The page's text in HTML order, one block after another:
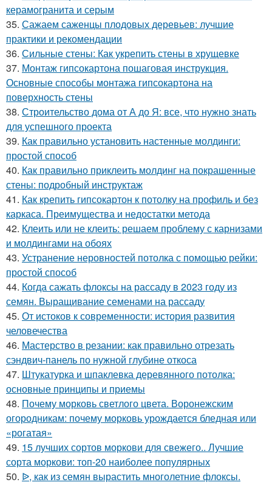
керамогранита и серым
35. Сажаем саженцы плодовых деревьев: лучшие
практики и рекомендации
36. Сильные стены: Как укрепить стены в хрущевке
37. Монтаж гипсокартона пошаговая инструкция.
Основные способы монтажа гипсокартона на
поверхность стены
38. Строительство дома от А до Я: все, что нужно знать
для успешного проекта
39. Как правильно установить настенные молдинги:
простой способ
40. Как правильно приклеить молдинг на покрашенные
стены: подробный инструктаж
41. Как крепить гипсокартон к потолку на профиль и без
каркаса. Преимущества и недостатки метода
42. Клеить или не клеить: решаем проблему с карнизами
и молдингами на обоях
43. Устранение неровностей потолка с помощью рейки:
простой способ
44. Когда сажать флоксы на рассаду в 2023 году из
семян. Выращивание семенами на рассаду
45. От истоков к современности: история развития
человечества
46. Мастерство в резании: как правильно отрезать
сэндвич-панель по нужной глубине откоса
47. Штукатурка и шпаклевка деревянного потолка:
основные принципы и приемы
48. Почему морковь светлого цвета. Воронежским
огородникам: почему морковь урождается бледная или
«рогатая»
49. 15 лучших сортов моркови для свежего.. Лучшие
сорта моркови: топ-20 наиболее популярных
50. ᐉ, как из семян вырастить многолетние флоксы.